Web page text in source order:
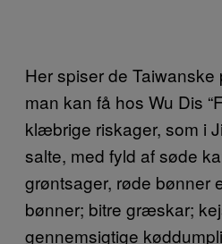
Her spiser de Taiwanske
man kan få hos Wu Dis
klæbrige riskager, som i
salte, med fyld af søde
grøntsager, røde bønner
bønner; bitre græskar;
gennemsigtige